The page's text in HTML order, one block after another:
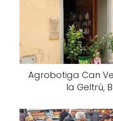
Agrobotiga Can
la Geltrú,